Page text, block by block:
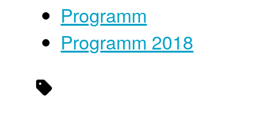
Programm
Programm 2018